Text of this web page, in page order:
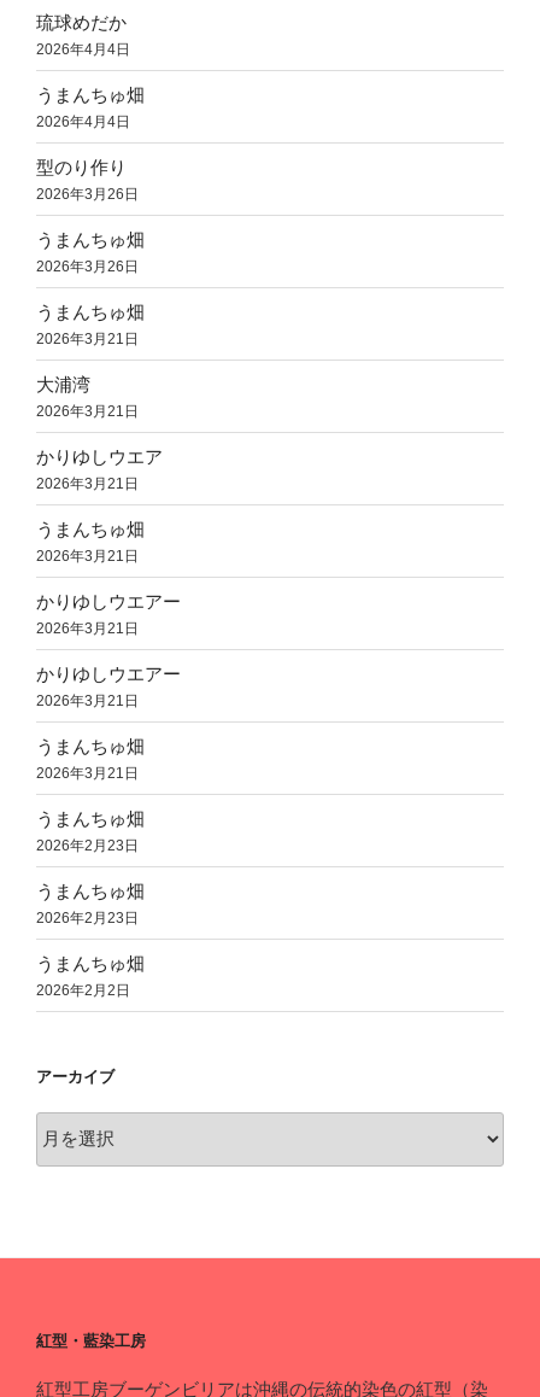
琉球めだか
2026年4月4日
うまんちゅ畑
2026年4月4日
型のり作り
2026年3月26日
うまんちゅ畑
2026年3月26日
うまんちゅ畑
2026年3月21日
大浦湾
2026年3月21日
かりゆしウエア
2026年3月21日
うまんちゅ畑
2026年3月21日
かりゆしウエアー
2026年3月21日
かりゆしウエアー
2026年3月21日
うまんちゅ畑
2026年3月21日
うまんちゅ畑
2026年2月23日
うまんちゅ畑
2026年2月23日
うまんちゅ畑
2026年2月2日
アーカイブ
ア
紅型・藍染工房
紅型工房ブーゲンビリアは沖縄の伝統的染色の紅型（染